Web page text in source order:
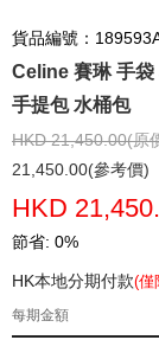
貨品編號：
Celine 賽琳 手
手提包 水桶包
HKD 21,450.00(原
21,450.00(參考價)
HKD
節省: 0%
HK本地分期付款(僅
每期金額